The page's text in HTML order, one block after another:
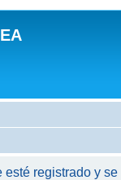
registrado y